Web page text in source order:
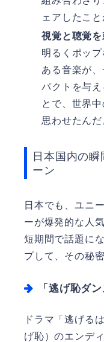
ェアしたこ
視覚と聴覚
明るくポッ
ある音楽が
パクトを与
とで、世界
思わせたんだ
日本国内の瞬
ーン
日本でも、ユニ
ーが爆発的な人
短期間で話題に
プして、その秘
「逃げ恥ダ
ドラマ「逃げる
げ恥）のエンデ